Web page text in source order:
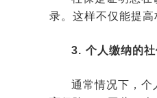
录。这样不仅能提高
3. 个人缴纳的
通常情况下，个